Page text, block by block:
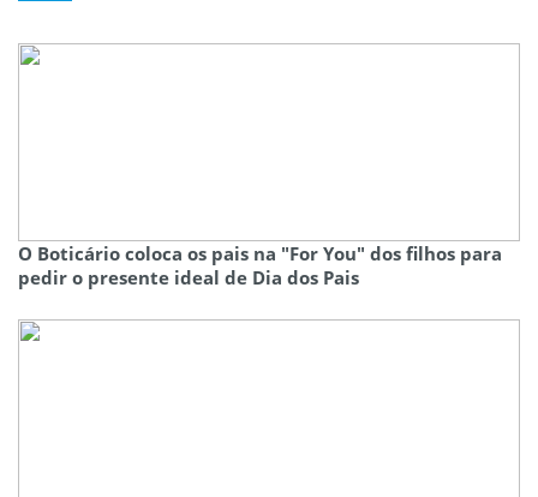
O Boticário coloca os pais na "For You" dos filhos para
pedir o presente ideal de Dia dos Pais